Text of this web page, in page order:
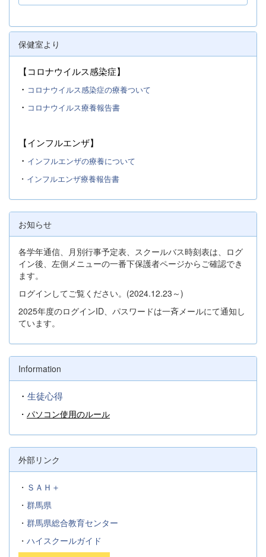
保健室より
【コロナウイルス感染症】
・ コロナウイルス感染症の療養ついて
・ コロナウイルス療養報告書
【インフルエンザ】
・ インフルエンザの療養について
・ インフルエンザ療養報告書
お知らせ
各学年通信、月別行事予定表、スクールバス時刻表は、ログ
イン後、左側メニューの一番下保護者ページからご確認でき
ます。
ログインしてご覧ください。(2024.12.23～)
2025年度のログインID、パスワードは一斉メールにて通知し
ています。
Information
・ 生徒心得
・ パソコン使用のルール
外部リンク
・ ＳＡＨ＋
・ 群馬県
・ 群馬県総合教育センター
・ ハイスクールガイド